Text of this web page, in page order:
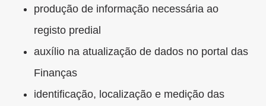
produção de informação necessária ao
registo predial
auxílio na atualização de dados no portal das
Finanças
identificação, localização e medição das